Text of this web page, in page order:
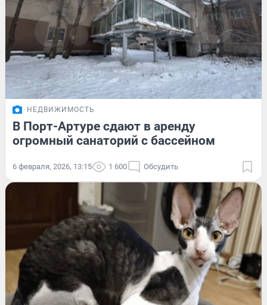
НЕДВИЖИМОСТЬ
В Порт-Артуре сдают в аренду
огромный санаторий с бассейном
6 февраля, 2026, 13:15 1 600 Обсудить